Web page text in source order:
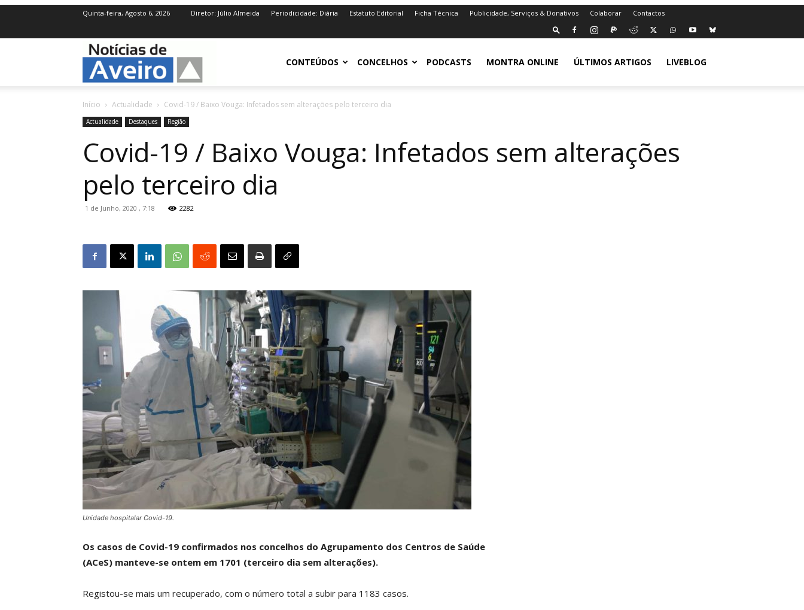
Quinta-feira, Agosto 6, 2026 Diretor: Júlio Almeida Periodicidade: Diária Estatuto Editorial Ficha Técnica Publicidade, Serviços & Donativos Colaborar Contactos
NotíciasdeAveiro.ptCONTEÚDOS CONCELHOS PODCASTS MONTRA ONLINE ÚLTIMOS ARTIGOS LIVEBLOG
Início Actualidade Covid-19 / Baixo Vouga: Infetados sem alterações pelo terceiro dia
Actualidade Destaques Região
Covid-19 / Baixo Vouga: Infetados sem alterações
pelo terceiro dia
1 de Junho, 2020 , 7:18 2282
Unidade hospitalar Covid-19.
Os casos de Covid-19 confirmados nos concelhos do Agrupamento dos Centros de Saúde
(ACeS) manteve-se ontem em 1701 (terceiro dia sem alterações).
Registou-se mais um recuperado, com o número total a subir para 1183 casos.